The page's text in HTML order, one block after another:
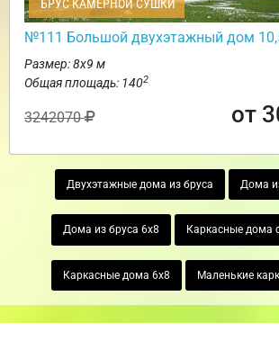
БРУС КАМЕРНОЙ СУШКИ
№111 Большой двухэтажный дом
Размер: 8х9 м
Общая площадь: 1402
3242070 от
Двухэтажные дома из бруса Дома
Дома из бруса 6х8 Каркасные дома
Каркасные дома 6х8 Маленькие